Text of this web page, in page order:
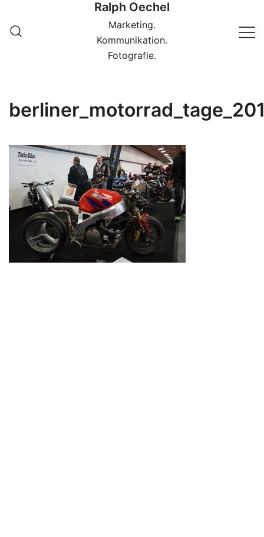
zum
Inhalt
Ralph Oechel
Marketing.
Kommunikation.
Fotografie.